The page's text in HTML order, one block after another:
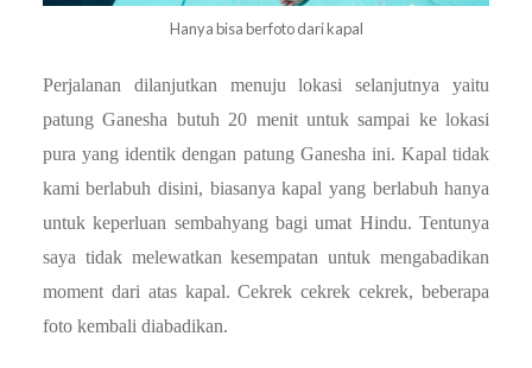
Hanya bisa berfoto dari kapal
Perjalanan dilanjutkan menuju lokasi selanjutnya yaitu
patung Ganesha butuh 20 menit untuk sampai ke lokasi
pura yang identik dengan patung Ganesha ini. Kapal tidak
kami berlabuh disini, biasanya kapal yang berlabuh hanya
untuk keperluan sembahyang bagi umat Hindu. Tentunya
saya tidak melewatkan kesempatan untuk mengabadikan
moment dari atas kapal. Cekrek cekrek cekrek, beberapa
foto kembali diabadikan.